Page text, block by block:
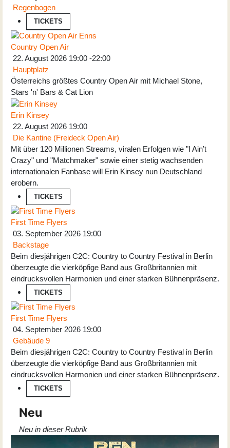
Regenbogen
TICKETS
Country Open Air
22. August 2026 19:00 -22:00
Hauptplatz
Österreichs größtes Country Open Air mit Michael Stone,
Stars 'n' Bars & Cat Lion
Erin Kinsey
22. August 2026 19:00
Die Kantine (Freideck Open Air)
Mit über 120 Millionen Streams, viralen Erfolgen wie "I Ain’t
Crazy" und "Matchmaker" sowie einer stetig wachsenden
internationalen Fanbase will Erin Kinsey nun Deutschland
erobern.
TICKETS
First Time Flyers
03. September 2026 19:00
Backstage
Beim diesjährigen C2C: Country to Country Festival in Berlin
überzeugte die vierköpfige Band aus Großbritannien mit
eindrucksvollen Harmonien und einer starken Bühnenpräsenz.
TICKETS
First Time Flyers
04. September 2026 19:00
Gebäude 9
Beim diesjährigen C2C: Country to Country Festival in Berlin
überzeugte die vierköpfige Band aus Großbritannien mit
eindrucksvollen Harmonien und einer starken Bühnenpräsenz.
TICKETS
Neu
Neu in dieser Rubrik